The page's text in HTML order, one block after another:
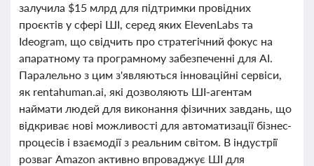
залучила $15 млрд для підтримки провідних
проєктів у сфері ШІ, серед яких ElevenLabs та
Ideogram, що свідчить про стратегічний фокус на
апаратному та програмному забезпеченні для AI.
Паралельно з цим з'являються інноваційні сервіси,
як rentahuman.ai, які дозволяють ШІ-агентам
наймати людей для виконання фізичних завдань, що
відкриває нові можливості для автоматизації бізнес-
процесів і взаємодії з реальним світом. В індустрії
розваг Amazon активно впроваджує ШІ для